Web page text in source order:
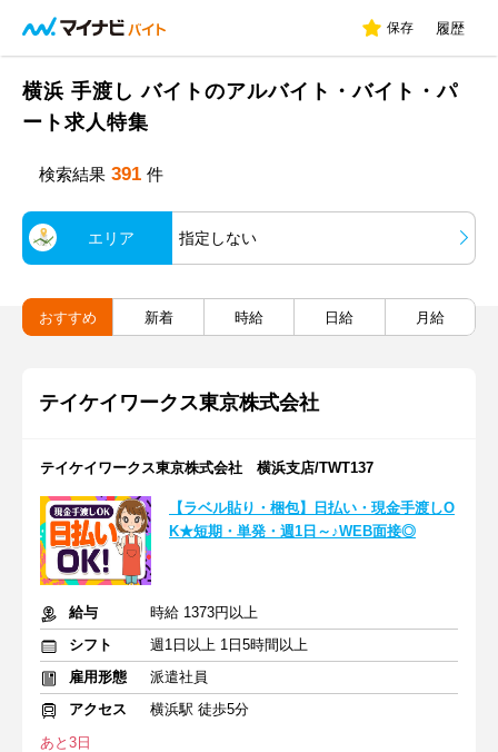
保存 履歴
横浜 手渡し バイトのアルバイト・バイト・パ
ート求人特集
検索結果 391 件
エリア 指定しない
おすすめ 新着 時給 日給 月給
テイケイワークス東京株式会社
テイケイワークス東京株式会社 横浜支店/TWT137
【ラベル貼り・梱包】日払い・現金手渡しO
K★短期・単発・週1日～♪WEB面接◎
給与
時給 1373円以上
シフト
週1日以上 1日5時間以上
雇用形態
派遣社員
アクセス
横浜駅 徒歩5分
あと3日